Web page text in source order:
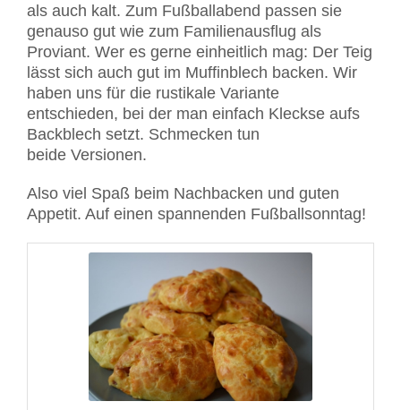
als auch kalt. Zum Fußballabend passen sie
genauso gut wie zum Familienausflug als
Proviant. Wer es gerne einheitlich mag: Der Teig
lässt sich auch gut im Muffinblech backen. Wir
haben uns für die rustikale Variante
entschieden, bei der man einfach Kleckse aufs
Backblech setzt. Schmecken tun
beide Versionen.
Also viel Spaß beim Nachbacken und guten
Appetit. Auf einen spannenden Fußballsonntag!